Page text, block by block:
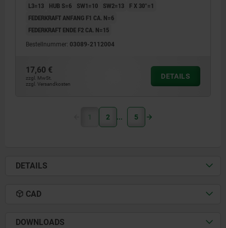
L3=13
HUB S=6 SW1=10 SW2=13
F X 30°=1
FEDERKRAFT ANFANG F1 CA. N=6
FEDERKRAFT ENDE F2 CA. N=15
Bestellnummer: 03089-2112004
17,60 €
zzgl. MwSt.
zzgl. Versandkosten
DETAILS
1 2 5
DETAILS
CAD
DOWNLOADS